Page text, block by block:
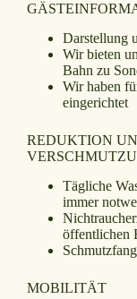
Darstellung
Wir bieten
Bahn zu
Wir haben
eingerichtet
REDUKTION
Tägliche
immer
öffentlichen
MOBILITÄT